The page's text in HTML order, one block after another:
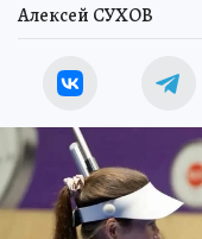
Алексей СУХОВ